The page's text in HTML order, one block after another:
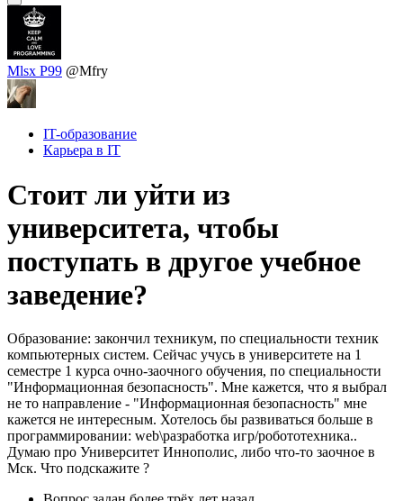
Mlsx P99 @Mfry
IT-образование
Карьера в IT
Стоит ли уйти из
университета, чтобы
поступать в другое учебное
заведение?
Образование: закончил техникум, по специальности техник
компьютерных систем. Сейчас учусь в университете на 1
семестре 1 курса очно-заочного обучения, по специальности
"Информационная безопасность". Мне кажется, что я выбрал
не то направление - "Информационная безопасность" мне
кажется не интересным. Хотелось бы развиваться больше в
программировании: web\разработка игр/робототехника..
Думаю про Университет Иннополис, либо что-то заочное в
Мск. Что подскажите ?